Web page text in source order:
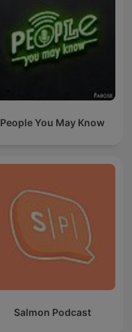
People You May Know
Salmon Podcast